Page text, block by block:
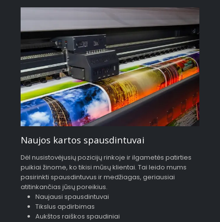
Naujos kartos spausdintuvai
Dėl nusistovėjusių pozicijų rinkoje ir ilgametės patirties
puikiai žinome, ko tikisi mūsų klientai. Tai leido mums
pasirinkti spausdintuvus ir medžiagas, geriausiai
atitinkančias jūsų poreikius.
Naujausi spausdintuvai
Tikslus apdirbimas
Aukštos raiškos spaudiniai